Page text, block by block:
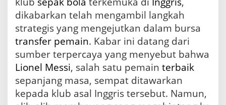
a
l
a
M
e
n
g
h
a
dikabarkan telah mengambil langkah
strategis yang mengejutkan dalam bursa
transfer pemain. Kabar ini datang dari
sumber terpercaya yang menyebut bahwa
Lionel Messi, salah satu pemain terbaik
sepanjang masa, sempat ditawarkan
kepada klub asal Inggris tersebut. Namun,